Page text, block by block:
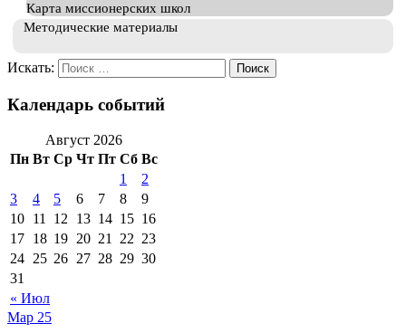
Карта миссионерских школ
Методические материалы
Искать:
Календарь событий
Август 2026
Пн Вт Ср Чт Пт Сб Вс
« Июл
1
2
3
4 5 6 7 8
9
10 11 12 13 14 15 16
17 18 19 20 21 22 23
24 25 26 27 28 29 30
31
Мар 25